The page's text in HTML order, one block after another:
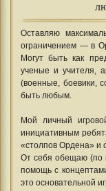
Оставляю
ограничением — в
Могут быть как
ученые и учителя,
(военные, боевики,
быть любым.
Мой личный
инициативным
«столпов Ордена» и
От себя обещаю (по
помощь с
это основательной